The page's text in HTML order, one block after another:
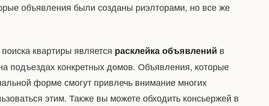
объявления были созданы риэлторами, но все же
квартиры является расклейка объявлений в
подъездах конкретных домов. Объявления, которые
форме смогут привлечь внимание многих
этим. Также вы можете обходить консьержей в